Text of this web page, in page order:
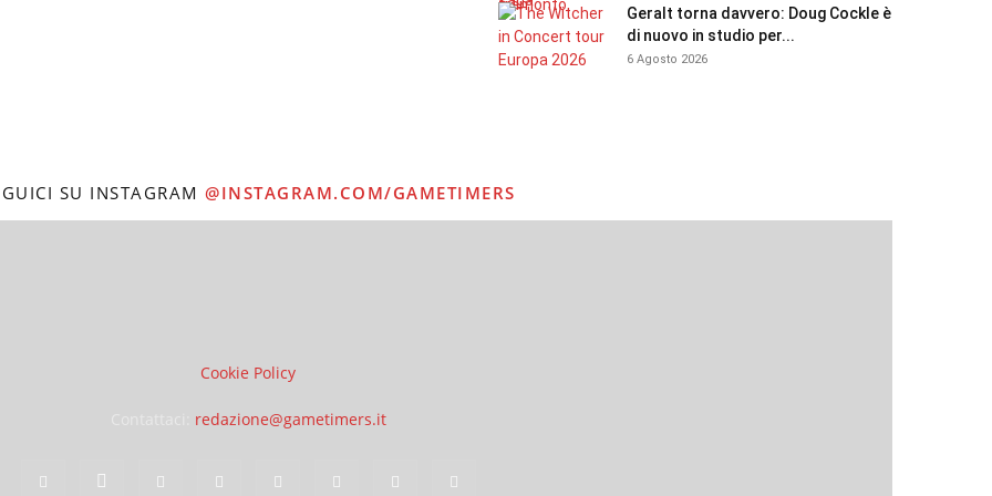
Geralt torna davvero: Doug Cockle è
di nuovo in studio per...
6 Agosto 2026
SU INSTAGRAM @INSTAGRAM.COM/GAMETIMERS
Cookie Policy
redazione@gametimers.it